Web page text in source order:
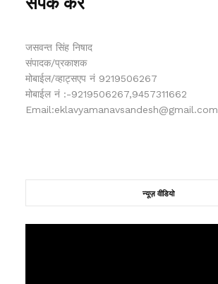
जसवन्त सिंह निषाद
संपादक/प्रकाशक
मोबाईल/व्हाट्सएप नं 9219506267
मोबाईल नं :-9219506267,9457311662
Email:eklavyamanavsandesh@gmail.com
न्यूज़ वीडियो